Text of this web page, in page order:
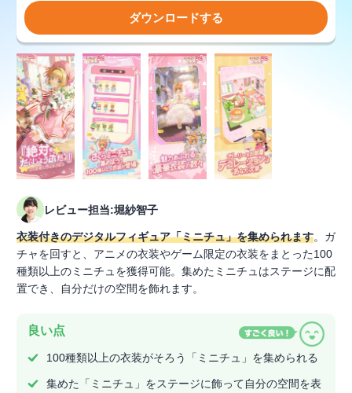
ダウンロードする
レビュー担当:堀紗智子
衣装付きのデジタルフィギュア「ミニチュ」を集められます。ガ
チャを回すと、アニメの衣装やゲーム限定の衣装をまとった100
種類以上のミニチュを獲得可能。集めたミニチュはステージに配
置でき、自分だけの空間を飾れます。
良い点
100種類以上の衣装がそろう「ミニチュ」を集められる
集めた「ミニチュ」をステージに飾って自分の空間を表